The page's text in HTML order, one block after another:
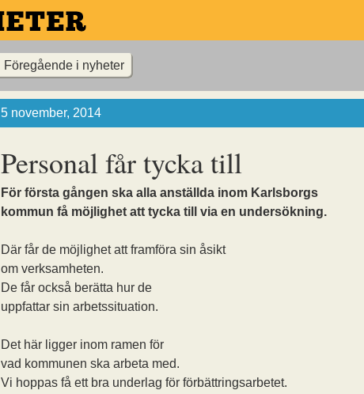
Föregående i nyheter
5 november, 2014
Personal får tycka till
För första gången ska alla anställda inom Karlsborgs
kommun få möjlighet att tycka till via en undersökning.
Där får de möjlighet att framföra sin åsikt
om verksamheten.
De får också berätta hur de
uppfattar sin arbetssituation.
Det här ligger inom ramen för
vad kommunen ska arbeta med.
Vi hoppas få ett bra underlag för förbättringsarbetet.